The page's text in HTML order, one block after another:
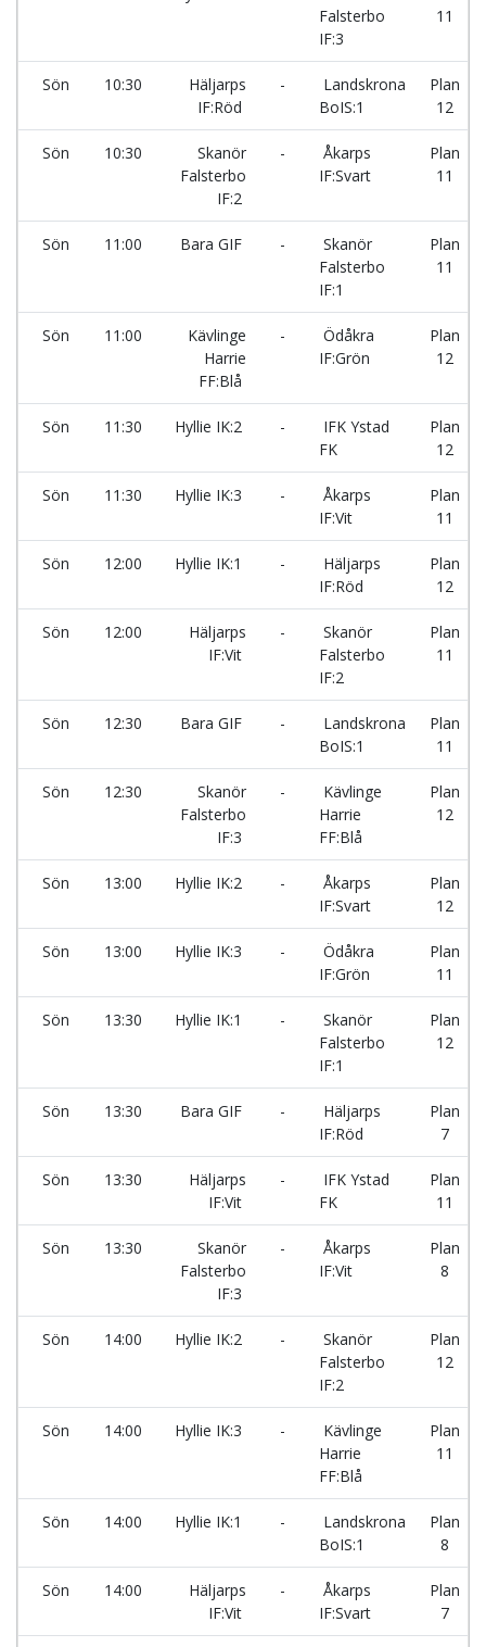
Falsterbo
IF:3
11
Sön 10:30
Häljarps
IF:Röd
-
Landskrona
BoIS:1
Plan
12
Sön 10:30
Skanör
Falsterbo
IF:2
-
Åkarps
IF:Svart
Plan
11
Sön 11:00 Bara GIF -
Skanör
Falsterbo
IF:1
Plan
11
Sön 11:00
Kävlinge
Harrie
FF:Blå
-
Ödåkra
IF:Grön
Plan
12
Sön 11:30 Hyllie IK:2 -
IFK Ystad
FK
Plan
12
Sön 11:30 Hyllie IK:3 -
Åkarps
IF:Vit
Plan
11
Sön 12:00 Hyllie IK:1 -
Häljarps
IF:Röd
Plan
12
Sön 12:00
Häljarps
IF:Vit
-
Skanör
Falsterbo
IF:2
Plan
11
Sön 12:30 Bara GIF -
Landskrona
BoIS:1
Plan
11
Sön 12:30
Skanör
Falsterbo
IF:3
-
Kävlinge
Harrie
FF:Blå
Plan
12
Sön 13:00 Hyllie IK:2 -
Åkarps
IF:Svart
Plan
12
Sön 13:00 Hyllie IK:3 -
Ödåkra
IF:Grön
Plan
11
Sön 13:30 Hyllie IK:1 -
Skanör
Falsterbo
IF:1
Plan
12
Sön 13:30 Bara GIF -
Häljarps
IF:Röd
Plan
7
Sön 13:30
Häljarps
IF:Vit
-
IFK Ystad
FK
Plan
11
Sön 13:30
Skanör
Falsterbo
IF:3
-
Åkarps
IF:Vit
Plan
8
Sön 14:00 Hyllie IK:2 -
Skanör
Falsterbo
IF:2
Plan
12
Sön 14:00 Hyllie IK:3 -
Kävlinge
Harrie
FF:Blå
Plan
11
Sön 14:00 Hyllie IK:1 -
Landskrona
BoIS:1
Plan
8
Sön 14:00
Häljarps
IF:Vit
-
Åkarps
IF:Svart
Plan
7